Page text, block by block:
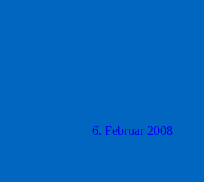
6. Februar 2008